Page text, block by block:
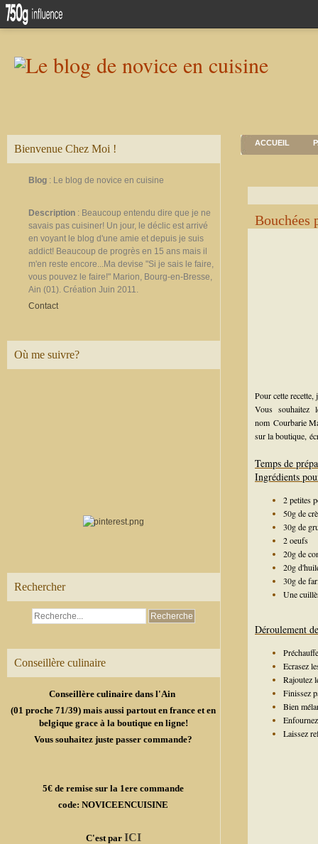
Bienvenue Chez Moi !
Blog : Le blog de novice en cuisine
Description : Beaucoup entendu dire que je ne
savais pas cuisiner! Un jour, le déclic est arrivé
en voyant le blog d'une amie et depuis je suis
addict! Beaucoup de progrès en 15 ans mais il
m'en reste encore...Ma devise "Si je sais le faire,
vous pouvez le faire!" Marion, Bourg-en-Bresse,
Ain (01). Création Juin 2011.
Contact
Où me suivre?
Rechercher
Conseillère culinaire
Conseillère culinaire dans l'Ain
(01 proche 71/39) mais aussi partout en france et en
belgique grace à la boutique en ligne!
Vous souhaitez juste passer commande?
5€ de remise sur la 1ere commande
code: NOVICEENCUISINE
C'est par ICI
ACCUEIL
Bouchées
Pour cette
Vous souhaitez
nom Courbarie
sur la boutique,
Temps de
Ingrédients
2 petites
50g de
30g de
2 oeufs
20g de
20g
30g de
Une
Déroulement
Ecrasez
Rajoutez
Finissez
Bien
Laissez